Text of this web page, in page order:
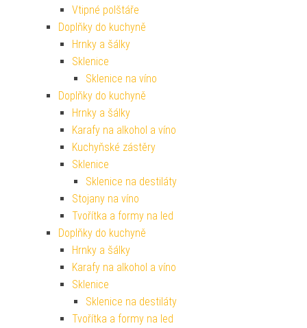
Vtipné polštáře
Doplňky do kuchyně
Hrnky a šálky
Sklenice
Sklenice na víno
Doplňky do kuchyně
Hrnky a šálky
Karafy na alkohol a víno
Kuchyňské zástěry
Sklenice
Sklenice na destiláty
Stojany na víno
Tvořítka a formy na led
Doplňky do kuchyně
Hrnky a šálky
Karafy na alkohol a víno
Sklenice
Sklenice na destiláty
Tvořítka a formy na led